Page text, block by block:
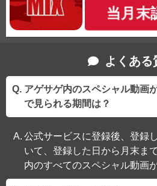
当月末
よくある
アゲサゲ内のスペシャル動画
で見られる期間は？
公式サービスに登録後、登録
いて、登録した日から月末ま
内のすべてのスペシャル動画